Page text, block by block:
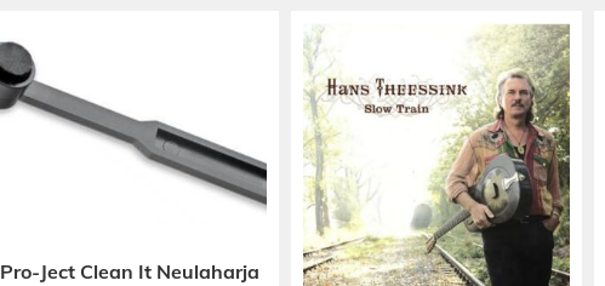
Pro-Ject Clean It Neulaharja